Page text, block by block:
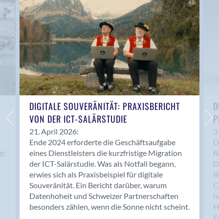
Anwil
Appenzell
Au SG
Baar
Baden
Balsthal
Balzers
Basel
Bassersdorf
Belp
Bendern
Benken (SG)
Bergdietikon
Berlin
Bern
Bern - Liebefeld
DIGITALE SOUVERÄNITÄT: PRAXISBERICHT
VON DER ICT-SALÄRSTUDIE
21. April 2026:
Ende 2024 erforderte die Geschäftsaufgabe
eines Dienstleisters die kurzfristige Migration
der ICT-Salärstudie. Was als Notfall begann,
erwies sich als Praxisbeispiel für digitale
Souveränität. Ein Bericht darüber, warum
Datenhoheit und Schweizer Partnerschaften
besonders zählen, wenn die Sonne nicht scheint.